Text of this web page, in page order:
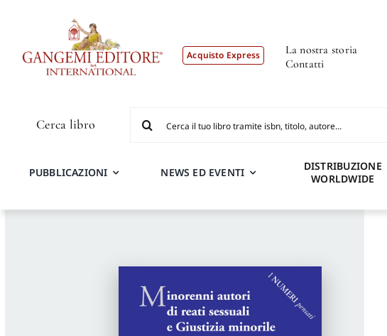
Acquisto Express
La nostra storia
Contatti
Cerca libro
per:
PUBBLICAZIONI NEWS ED EVENTI
DISTRIBUZIONE
WORLDWIDE